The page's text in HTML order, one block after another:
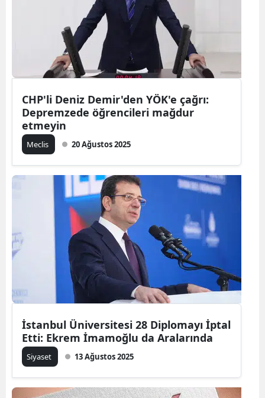
CHP'li Deniz Demir'den YÖK'e çağrı:
Depremzede öğrencileri mağdur
etmeyin
Meclis 20 Ağustos 2025
İstanbul Üniversitesi 28 Diplomayı İptal
Etti: Ekrem İmamoğlu da Aralarında
Siyaset 13 Ağustos 2025